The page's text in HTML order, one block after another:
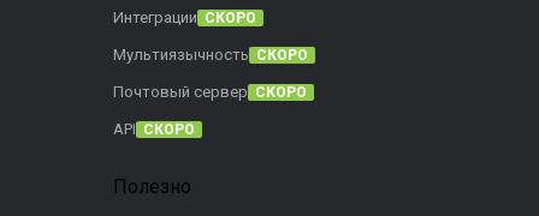
Интеграции СКОРО
Мультиязычность СКОРО
Почтовый сервер СКОРО
API СКОРО
Полезно